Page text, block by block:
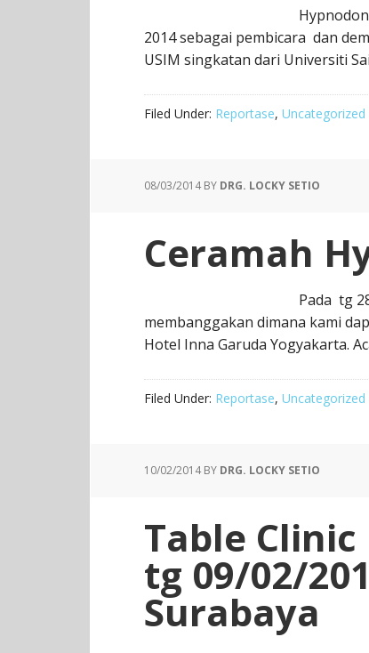
2014 sebagai pembicara dan
USIM singkatan dari Universiti
Filed Under: Reportase, Uncategorized
08/03/2014BY DRG. LOCKY SETIO
Ceramah
Pada tg
membanggakan dimana kami
Hotel Inna Garuda Yogyakarta.
Filed Under: Reportase, Uncategorized
10/02/2014BY DRG. LOCKY SETIO
Table
tg 09/02/
Surabaya